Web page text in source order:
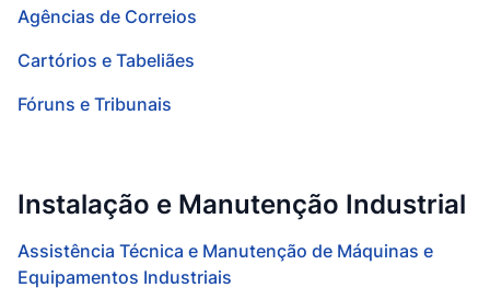
Agências de Correios
Cartórios e Tabeliães
Fóruns e Tribunais
Instalação e Manutenção Industrial
Assistência Técnica e Manutenção de Máquinas e
Equipamentos Industriais